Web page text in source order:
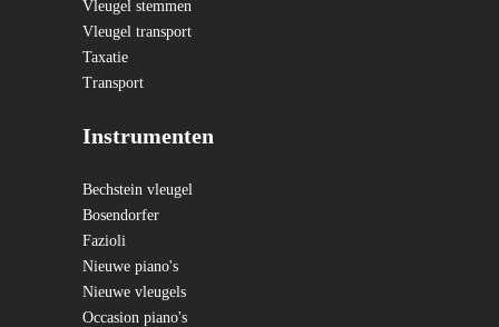
Vleugel stemmen
Vleugel transport
Taxatie
Transport
Instrumenten
Bechstein vleugel
Bosendorfer
Fazioli
Nieuwe piano's
Nieuwe vleugels
Occasion piano's